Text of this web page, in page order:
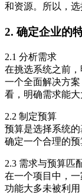
和资源。所以，选
2. 确定企业的
2.1 分析需求
在挑选系统之前
一个全面解决方
看，明确需求能大
2.2 制定预算
预算是选择系统
确定一个合理的
2.3 需求与预算匹
在一个项目中，
功能大多未被利